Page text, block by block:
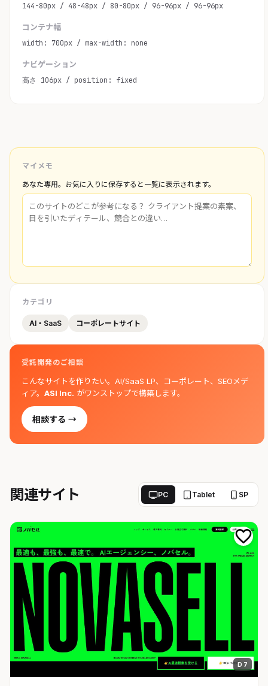
144-80px / 48-48px / 80-80px / 96-96px / 96-96px
コンテナ幅
width: 700px / max-width: none
ナビゲーション
高さ 106px / position: fixed
マイメモ
あなた専用。お気に入りに保存すると一覧に表示されます。
カテゴリ
AI・SaaS コーポレートサイト
受託開発のご相談
こんなサイトを作りたい。AI/SaaS LP、コーポレート、SEOメデ
ィア。 ASI Inc. がワンストップで構築します。
相談する →
関連サイト PC Tablet SP
D 7